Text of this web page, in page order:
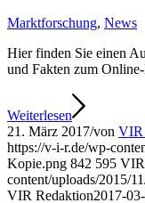
Marktforschung, News
Hier finden Sie einen
und Fakten zum
Weiterlesen
21. März 2017/von VIR
https://v-i-r.de/wp-
Kopie.png 842 595 VIR
content/uploads/2015/
VIR Redaktion2017-